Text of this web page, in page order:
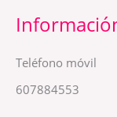
Teléfono móvil
607884553